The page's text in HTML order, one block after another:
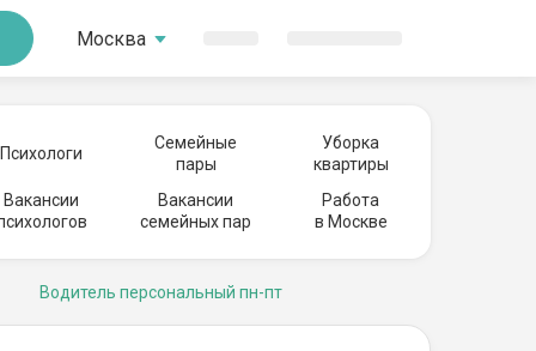
Москва
Психологи
Семейные
пары
Уборка
квартиры
Вакансии
Вакансии
семейных пар
Работа
в Москве
Водитель персональный пн-пт